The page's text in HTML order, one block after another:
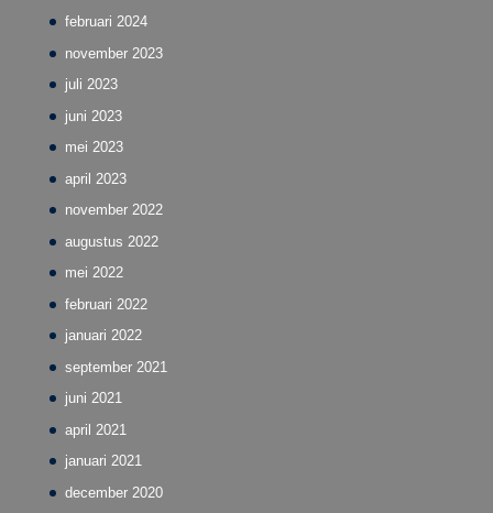
februari 2024
november 2023
juli 2023
juni 2023
mei 2023
april 2023
november 2022
augustus 2022
mei 2022
februari 2022
januari 2022
september 2021
juni 2021
april 2021
januari 2021
december 2020